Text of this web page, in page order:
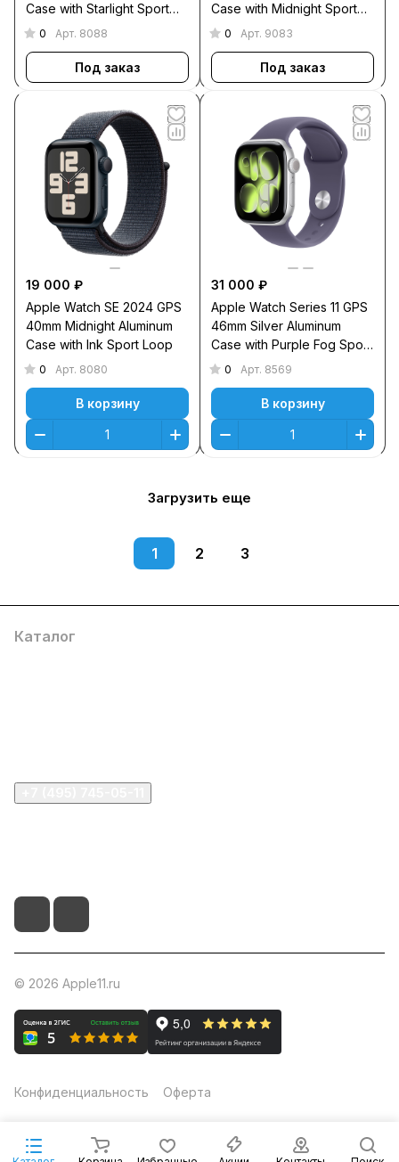
Case with Starlight Sport
Band M/L
0 Арт. 8088
Под заказ
Case with Midnight Sport
Band M/L
0 Арт. 9083
Под заказ
19 000 ₽
Apple Watch SE 2024 GPS
40mm Midnight Aluminum
Case with Ink Sport Loop
0 Арт. 8080
В корзину
31 000 ₽
Apple Watch Series 11 GPS
46mm Silver Aluminum
Case with Purple Fog Sport
Band M/L
0 Арт. 8569
В корзину
Загрузить еще
1 2 3
Каталог
© 2026 Apple11.ru
Конфиденциальность Оферта